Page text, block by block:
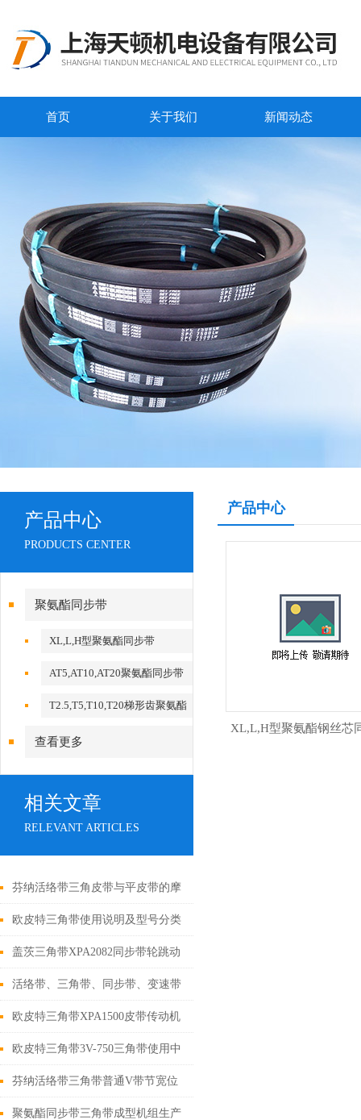
首页 关于我们 新闻动态
产品中心
PRODUCTS CENTER
聚氨酯同步带
XL,L,H型聚氨酯同步带
AT5,AT10,AT20聚氨酯同步带
T2.5,T5,T10,T20梯形齿聚氨酯
查看更多
相关文章
RELEVANT ARTICLES
芬纳活络带三角皮带与平皮带的摩
擦力原理分析
欧皮特三角带使用说明及型号分类
盖茨三角带XPA2082同步带轮跳动
致使同步带失效的情况
活络带、三角带、同步带、变速带
简单介绍
欧皮特三角带XPA1500皮带传动机
构概述
欧皮特三角带3V-750三角带使用中
的几个误区
芬纳活络带三角带普通V带节宽位
置的确定
聚氨酯同步带三角带成型机组生产
产品中心
XL,L,H型聚氨酯钢丝芯